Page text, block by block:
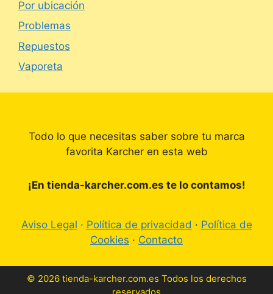
Por ubicación
Problemas
Repuestos
Vaporeta
Todo lo que necesitas saber sobre tu marca
favorita Karcher en esta web
¡En tienda-karcher.com.es te lo contamos!
Aviso Legal · Política de privacidad · Política de
Cookies · Contacto
© 2026 tienda-karcher.com.es Todos los derechos